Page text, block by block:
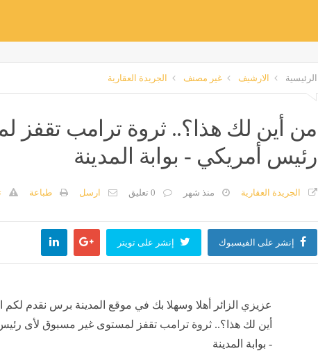
الرئيسية الارشيف غير مصنف الجريدة العقارية
من أين لك هذا؟.. ثروة ترامب تقفز
رئيس أمريكي - بوابة المدينة
الجريدة العقارية منذ شهر 0 تعليق ارسل طباعة
إنشر على الفيسبوك إنشر على تويتر
عزيزي الزائر أهلا وسهلا بك في موقع المدينة برس نقدم لكم
أين لك هذا؟.. ثروة ترامب تقفز لمستوى غير مسبوق لأى
- بوابة المدينة